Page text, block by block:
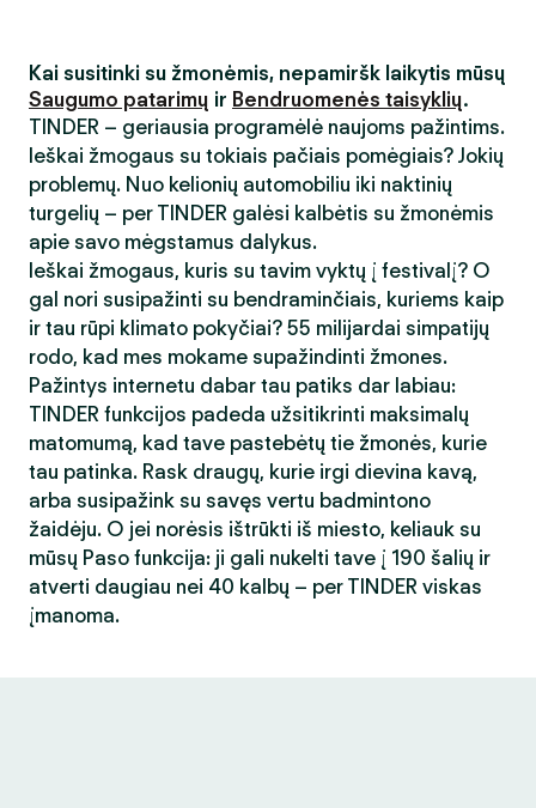
Kai susitinki su žmonėmis, nepamiršk laikytis mūsų
Saugumo patarimų ir Bendruomenės taisyklių.
TINDER – geriausia programėlė naujoms pažintims.
Ieškai žmogaus su tokiais pačiais pomėgiais? Jokių
problemų. Nuo kelionių automobiliu iki naktinių
turgelių – per TINDER galėsi kalbėtis su žmonėmis
apie savo mėgstamus dalykus.
Ieškai žmogaus, kuris su tavim vyktų į festivalį? O
gal nori susipažinti su bendraminčiais, kuriems kaip
ir tau rūpi klimato pokyčiai? 55 milijardai simpatijų
rodo, kad mes mokame supažindinti žmones.
Pažintys internetu dabar tau patiks dar labiau:
TINDER funkcijos padeda užsitikrinti maksimalų
matomumą, kad tave pastebėtų tie žmonės, kurie
tau patinka. Rask draugų, kurie irgi dievina kavą,
arba susipažink su savęs vertu badmintono
žaidėju. O jei norėsis ištrūkti iš miesto, keliauk su
mūsų Paso funkcija: ji gali nukelti tave į 190 šalių ir
atverti daugiau nei 40 kalbų – per TINDER viskas
įmanoma.